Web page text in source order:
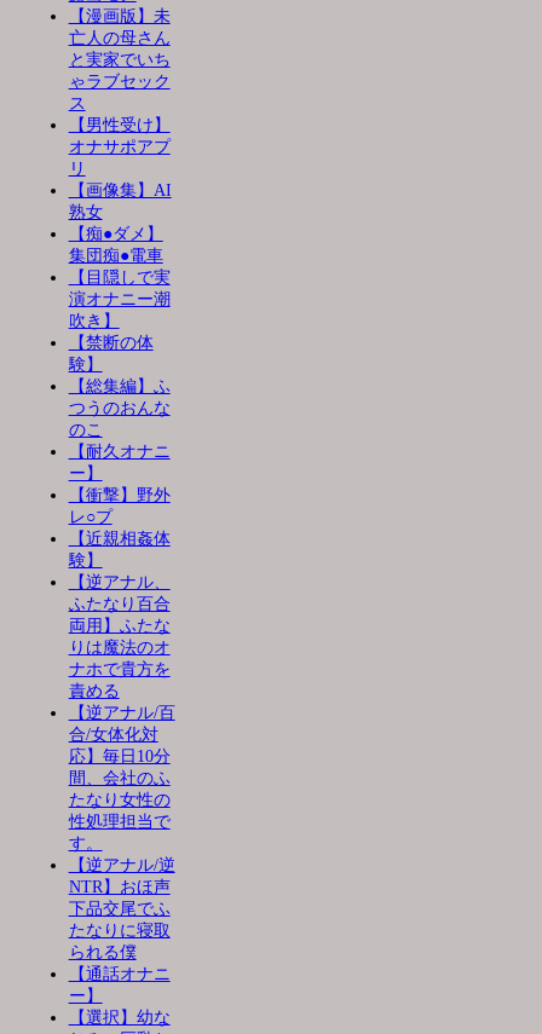
【漫画版】未
亡人の母さん
と実家でいち
ゃラブセック
ス
【男性受け】
オナサポアプ
リ
【画像集】AI
熟女
【痴●ダメ】
集団痴●電車
【目隠しで実
演オナニー潮
吹き】
【禁断の体
験】
【総集編】ふ
つうのおんな
のこ
【耐久オナニ
ー】
【衝撃】野外
レ○プ
【近親相姦体
験】
【逆アナル、
ふたなり百合
両用】ふたな
りは魔法のオ
ナホで貴方を
責める
【逆アナル/百
合/女体化対
応】毎日10分
間、会社のふ
たなり女性の
性処理担当で
す。
【逆アナル/逆
NTR】おほ声
下品交尾でふ
たなりに寝取
られる僕
【通話オナニ
ー】
【選択】幼な